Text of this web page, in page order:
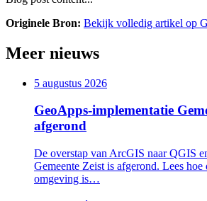
Originele Bron: Bekijk volledig artikel op
Meer nieuws
5 augustus 2026
GeoApps-implementatie
afgerond
De overstap van ArcGIS naar QGIS
Gemeente Zeist is afgerond. Lees
omgeving is…